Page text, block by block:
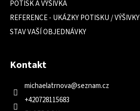
POTISK A VÝŠIVKA
REFERENCE - UKÁZKY POTISKU / VÝŠIVKY
STAV VAŠÍ OBJEDNÁVKY
Kontakt
michaelatrnova@seznam.cz
+420728115683